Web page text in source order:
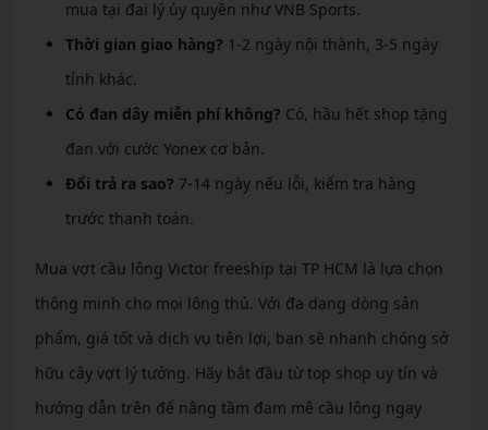
mua tại đại lý ủy quyền như VNB Sports.
Thời gian giao hàng? 1-2 ngày nội thành, 3-5 ngày
tỉnh khác.
Có đan dây miễn phí không? Có, hầu hết shop tặng
đan với cước Yonex cơ bản.
Đổi trả ra sao? 7-14 ngày nếu lỗi, kiểm tra hàng
trước thanh toán.
Mua vợt cầu lông Victor freeship tại TP HCM là lựa chọn
thông minh cho mọi lông thủ. Với đa dạng dòng sản
phẩm, giá tốt và dịch vụ tiện lợi, bạn sẽ nhanh chóng sở
hữu cây vợt lý tưởng. Hãy bắt đầu từ top shop uy tín và
hướng dẫn trên để nâng tầm đam mê cầu lông ngay